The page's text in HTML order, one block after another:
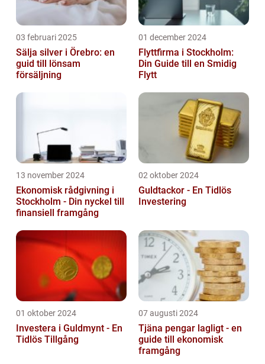
03 februari 2025
Sälja silver i Örebro: en
guid till lönsam
försäljning
01 december 2024
Flyttfirma i Stockholm:
Din Guide till en Smidig
Flytt
13 november 2024
Ekonomisk rådgivning i
Stockholm - Din nyckel till
finansiell framgång
02 oktober 2024
Guldtackor - En Tidlös
Investering
01 oktober 2024
Investera i Guldmynt - En
Tidlös Tillgång
07 augusti 2024
Tjäna pengar lagligt - en
guide till ekonomisk
framgång